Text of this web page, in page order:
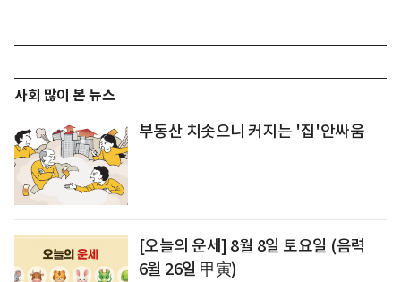
사회 많이 본 뉴스
부동산 치솟으니 커지는 '집'안싸움
[오늘의 운세] 8월 8일 토요일 (음력
6월 26일 甲寅)